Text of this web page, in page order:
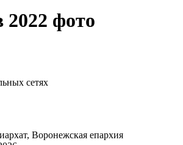
2022 фото
сетях
Воронежcкая епархия